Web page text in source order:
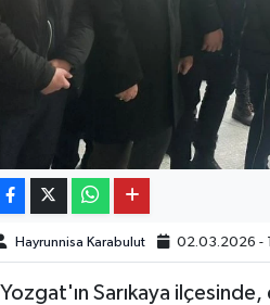
Hayrunnisa Karabulut 02.03.2026 -
Yozgat'ın Sarıkaya